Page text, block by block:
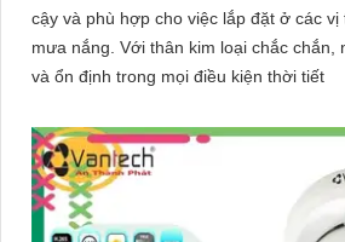
cậy và phù hợp cho việc lắp đặt ở các
mưa nắng. Với thân kim loại chắc chắn, nó đảm bảo độ bền
và ổn định trong mọi điều kiện thời tiết